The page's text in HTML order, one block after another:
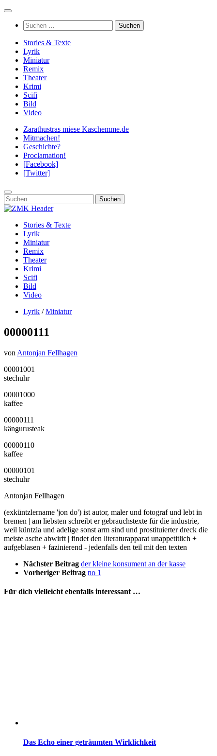
Zum
springenSuchen
nach:
Stories & Texte
Lyrik
Miniatur
Remix
Theater
Krimi
Scifi
Bild
Video
Zarathustras miese Kaschemme.de
Mitmachen!
Geschichte?
Proclamation!
[Facebook]
[Twitter]
Suchen
nach:
Stories & Texte
Lyrik
Miniatur
Remix
Theater
Krimi
Scifi
Bild
Video
Lyrik / Miniatur
00000111
von Antonjan Fellhagen
00001001
stechuhr
00001000
kaffee
00000111
kängurusteak
00000110
kaffee
00000101
stechuhr
Antonjan Fellhagen
(exküntzlername 'jon do') ist autor, maler und fotograf und lebt in
bremen | am liebsten schreibt er gebrauchstexte für die industrie,
weil küntzla und adelige sonst arm sind und prostituierter dreck die
meiste asche abwirft | findet den literaturapparat unappetitlich +
aufgeblasen + fazinierend - jedenfalls den teil mit den texten
Nächster Beitrag der kleine konsument an der kasse
Vorheriger Beitrag no 1
Für dich vielleicht ebenfalls interessant …
Das Echo einer geträumten Wirklichkeit